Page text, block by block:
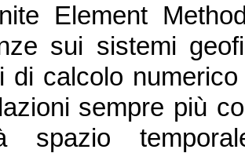
Element
sui sistemi
di calcolo
sempre più
spazio